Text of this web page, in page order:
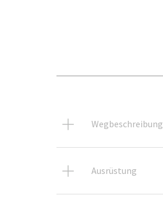
Wegbeschreibung
Ausrüstung